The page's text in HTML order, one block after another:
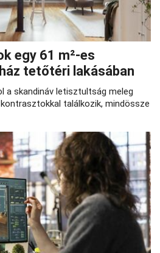
egy 61 m²-es
tetőtéri lakásában
a skandináv letisztultság meleg
találkozik, mindössze